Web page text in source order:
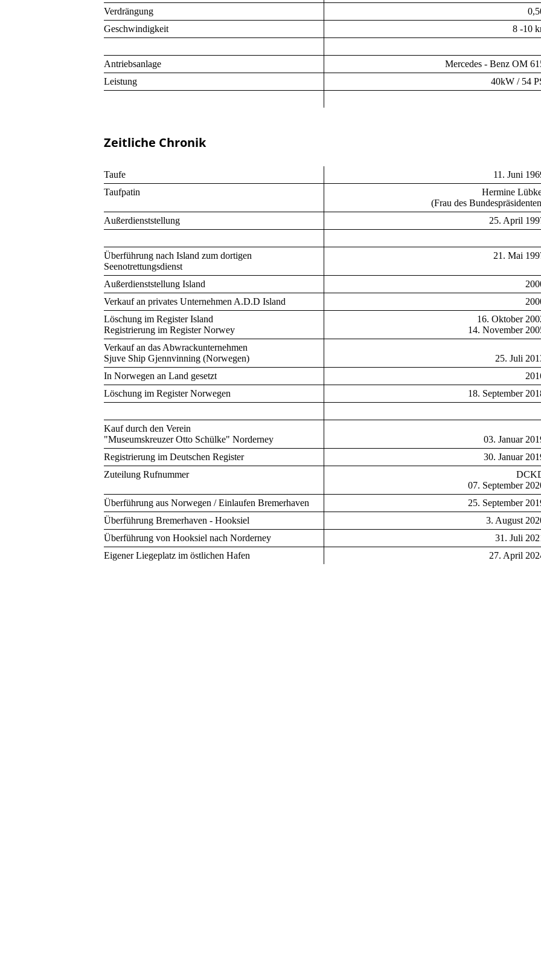
Verdrängung
Geschwindigkeit
8 -10
Antriebsanlage
Mercedes - Benz OM
Leistung
40kW / 54
Zeitliche Chronik
Taufe
11. Juni
Taufpatin
Hermine
(Frau des
Außerdienststellung
25. April
Überführung nach Island zum dortigen
Seenotrettungsdienst
21. Mai
Außerdienststellung Island
Verkauf an privates Unternehmen A.D.D Island
Löschung im Register Island
Registrierung im Register Norwey
16. Oktober
14. November
Verkauf an das Abwrackunternehmen
Sjuve Ship Gjennvinning (Norwegen)
25. Juli
In Norwegen an Land gesetzt
Löschung im Register Norwegen
18. September
Kauf durch den Verein
"Museumskreuzer Otto Schülke" Norderney
03. Januar
Registrierung im Deutschen Register
30. Januar
Zuteilung Rufnummer
07. September
Überführung aus Norwegen / Einlaufen Bremerhaven
25. September
Überführung Bremerhaven - Hooksiel
3. August
Überführung von Hooksiel nach Norderney
31. Juli
Eigener Liegeplatz im östlichen Hafen
27. April